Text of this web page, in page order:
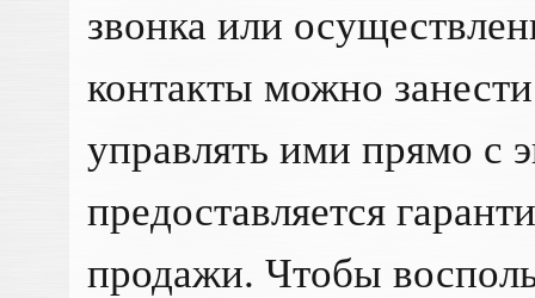
звонка или
контакты можно
управлять ими прямо с
предоставляется
продажи. Чтобы